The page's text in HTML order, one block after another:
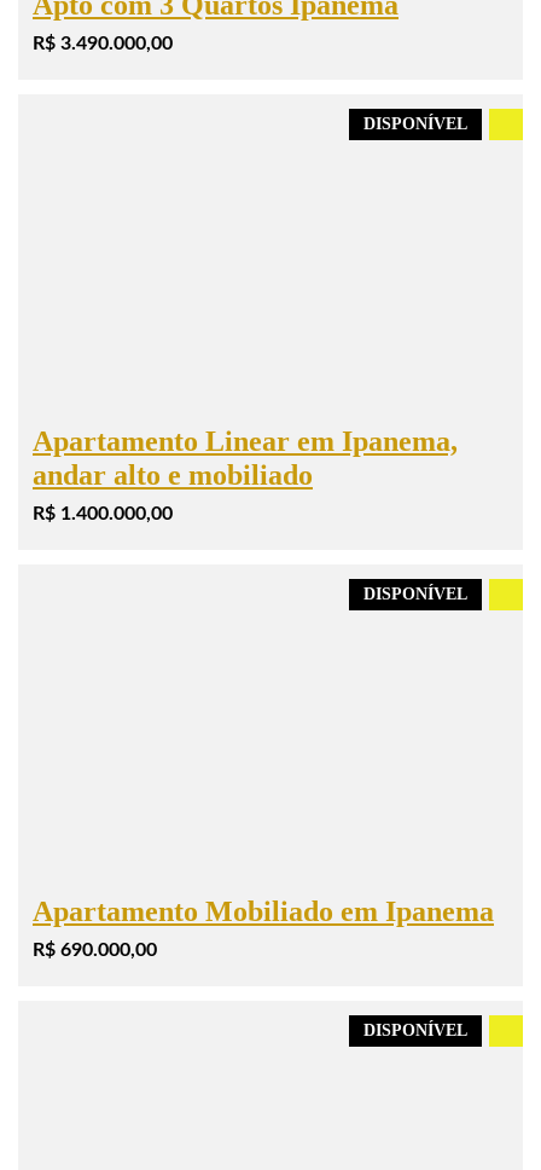
R$ 3.490.000,00
DISPONÍVEL
Apartamento Linear em Ipanema,
andar alto e mobiliado
R$ 1.400.000,00
DISPONÍVEL
Apartamento Mobiliado em Ipanema
R$ 690.000,00
DISPONÍVEL